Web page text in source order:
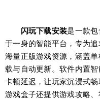
闪玩下载安装是一款
于一身的智能平台，专为
海量正版游戏资源，涵盖
载与自动更新。软件内置
卡顿延迟，让玩家沉浸式
游戏盒子还提供游戏攻略